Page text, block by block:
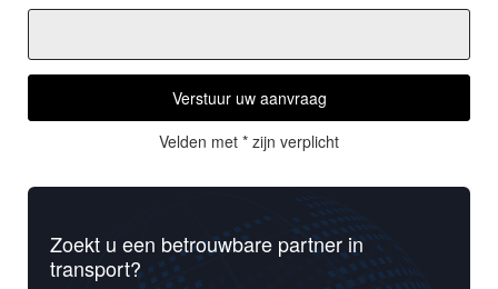
Verstuur uw aanvraag
Velden met * zijn verplicht
Zoekt u een betrouwbare partner in
transport?